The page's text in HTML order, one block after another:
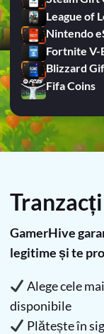
League of
Nintendo
Fortnite V-
Blizzard
Fifa Coins
GamerHive
legitime și te
Alege cele
disponibile
Plătește în